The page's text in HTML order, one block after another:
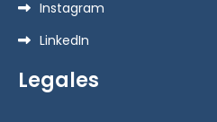
Instagram
LinkedIn
Legales